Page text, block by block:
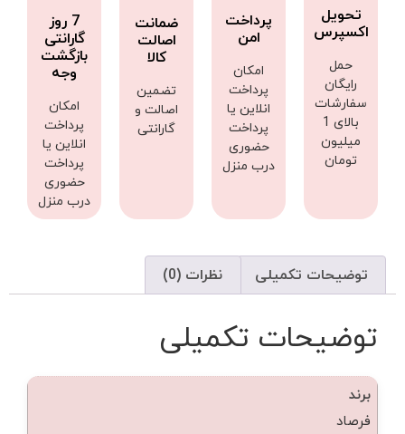
تحویل
اکسپرس
حمل
رایگان
سفارشات
بالای 1
میلیون
تومان
پرداخت
امن
امکان
پرداخت
انلاین یا
پرداخت
حضوری
درب منزل
ضمانت
اصالت
کالا
تضمین
اصالت و
گارانتی
7 روز
گارانتی
بازگشت
وجه
امکان
پرداخت
انلاین یا
پرداخت
حضوری
درب منزل
توضیحات تکمیلی نظرات (0)
توضیحات تکمیلی
برند
فرصاد